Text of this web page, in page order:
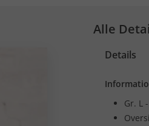
Alle
Details
Gr. L